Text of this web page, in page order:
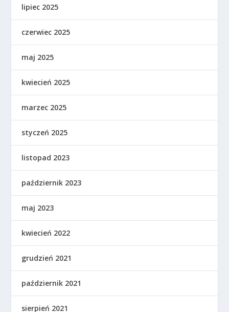
lipiec 2025
czerwiec 2025
maj 2025
kwiecień 2025
marzec 2025
styczeń 2025
listopad 2023
październik 2023
maj 2023
kwiecień 2022
grudzień 2021
październik 2021
sierpień 2021